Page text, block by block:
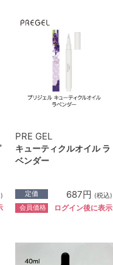
PRE GEL
キューティクルオイル ラ
ベンダー
定価 687円 (税込)
会員価格 ログイン後に表示